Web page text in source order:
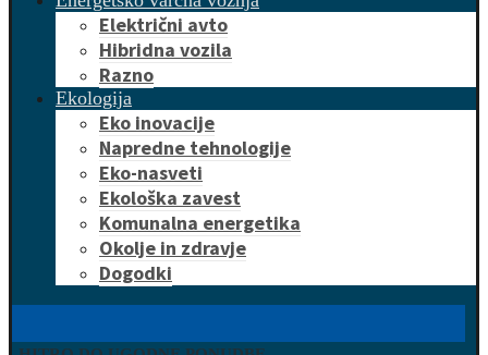
Električni avto
Hibridna vozila
Razno
Ekologija
Eko inovacije
Napredne tehnologije
Eko-nasveti
Ekološka zavest
Komunalna energetika
Okolje in zdravje
Dogodki